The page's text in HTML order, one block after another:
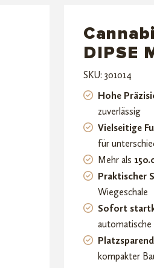
DIPSE
SKU: 301014
Hohe
zuverlässig
Vielseitige
für
Mehr als
Praktischer
Wiegeschale
Sofort
automatische
kompakter